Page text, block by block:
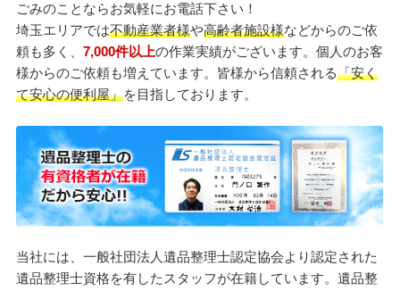
ごみのことならお気軽にお電話下さい！
埼玉エリアでは不動産業者様や高齢者施設様などからのご依
頼も多く、 7,000件以上の作業実績がございます。個人のお客
様からのご依頼も増えています。皆様から信頼される「安く
て安心の便利屋」を目指しております。
当社には、一般社団法人遺品整理士認定協会より認定された
遺品整理士資格を有したスタッフが在籍しています。遺品整